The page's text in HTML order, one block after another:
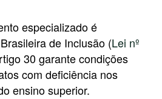
especializado é
de Inclusão (Lei nº
30 garante condições
com deficiência nos
ensino superior.